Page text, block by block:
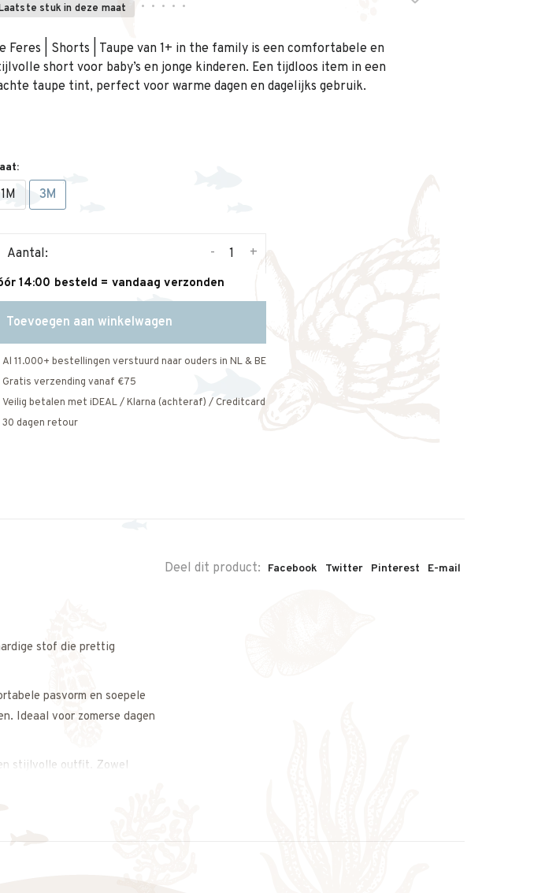
stuk in deze maat • • • • •
Feres | Shorts | Taupe van 1+ in the family is een comfortabele en
short voor baby’s en jonge kinderen. Een tijdloos item in een
taupe tint, perfect voor warme dagen en dagelijks gebruik.
1M 3M
Aantal: +
-
14:00 besteld = vandaag verzonden
Toevoegen aan winkelwagen
Al 11.000+ bestellingen verstuurd naar ouders in NL & BE
Gratis verzending vanaf €75
Veilig betalen met iDEAL / Klarna (achteraf) / Creditcard
30 dagen retour
Deel dit product: Facebook Twitter Pinterest E-mail
stof die prettig
pasvorm en soepele
Ideaal voor zomerse dagen
stijlvolle outfit. Zowel